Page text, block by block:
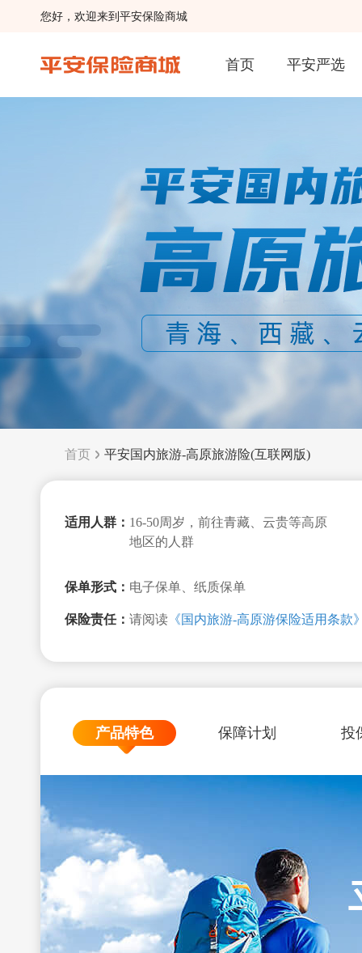
您好，欢迎来到平安保险商城
首页 平安严选
首页 平安国内旅游-高原旅游险(互联网版)
适用人群： 16-50周岁，前往青藏、云贵等高原
地区的人群
保单形式： 电子保单、纸质保单
保险责任： 请阅读 《国内旅游-高原游保险适用条款
产品特色 保障计划 投